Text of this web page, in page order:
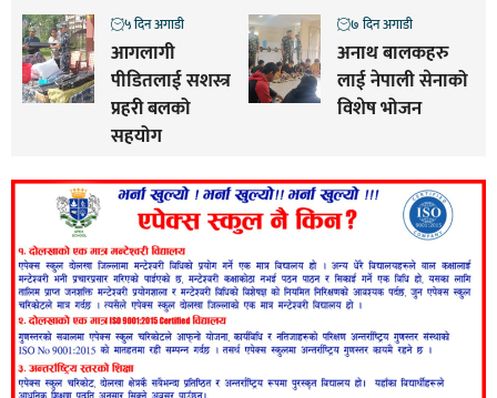
आगलागी
पीडितलाई सशस्त्र
प्रहरी बलको
सहयोग
५ दिन अगाडी
अनाथ बालकहरु
लाई नेपाली सेनाको
विशेष भोजन
७ दिन अगाडी